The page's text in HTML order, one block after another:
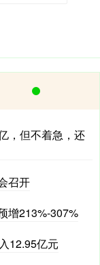
，但不着急，还
召开
增213%-307%
12.95亿元